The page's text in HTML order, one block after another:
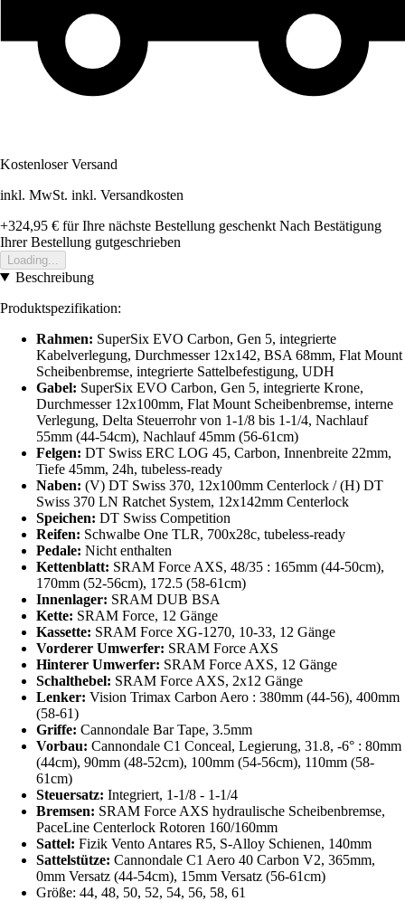
Kostenloser Versand
inkl. MwSt. inkl. Versandkosten
+324,95 € für Ihre nächste Bestellung geschenkt Nach Bestätigung
Ihrer Bestellung gutgeschrieben
Loading...
Beschreibung
Produktspezifikation:
Rahmen: SuperSix EVO Carbon, Gen 5, integrierte
Kabelverlegung, Durchmesser 12x142, BSA 68mm, Flat Mount
Scheibenbremse, integrierte Sattelbefestigung, UDH
Gabel: SuperSix EVO Carbon, Gen 5, integrierte Krone,
Durchmesser 12x100mm, Flat Mount Scheibenbremse, interne
Verlegung, Delta Steuerrohr von 1-1/8 bis 1-1/4, Nachlauf
55mm (44-54cm), Nachlauf 45mm (56-61cm)
Felgen: DT Swiss ERC LOG 45, Carbon, Innenbreite 22mm,
Tiefe 45mm, 24h, tubeless-ready
Naben: (V) DT Swiss 370, 12x100mm Centerlock / (H) DT
Swiss 370 LN Ratchet System, 12x142mm Centerlock
Speichen: DT Swiss Competition
Reifen: Schwalbe One TLR, 700x28c, tubeless-ready
Pedale: Nicht enthalten
Kettenblatt: SRAM Force AXS, 48/35 : 165mm (44-50cm),
170mm (52-56cm), 172.5 (58-61cm)
Innenlager: SRAM DUB BSA
Kette: SRAM Force, 12 Gänge
Kassette: SRAM Force XG-1270, 10-33, 12 Gänge
Vorderer Umwerfer: SRAM Force AXS
Hinterer Umwerfer: SRAM Force AXS, 12 Gänge
Schalthebel: SRAM Force AXS, 2x12 Gänge
Lenker: Vision Trimax Carbon Aero : 380mm (44-56), 400mm
(58-61)
Griffe: Cannondale Bar Tape, 3.5mm
Vorbau: Cannondale C1 Conceal, Legierung, 31.8, -6° : 80mm
(44cm), 90mm (48-52cm), 100mm (54-56cm), 110mm (58-
61cm)
Steuersatz: Integriert, 1-1/8 - 1-1/4
Bremsen: SRAM Force AXS hydraulische Scheibenbremse,
PaceLine Centerlock Rotoren 160/160mm
Sattel: Fizik Vento Antares R5, S-Alloy Schienen, 140mm
Sattelstütze: Cannondale C1 Aero 40 Carbon V2, 365mm,
0mm Versatz (44-54cm), 15mm Versatz (56-61cm)
Größe: 44, 48, 50, 52, 54, 56, 58, 61